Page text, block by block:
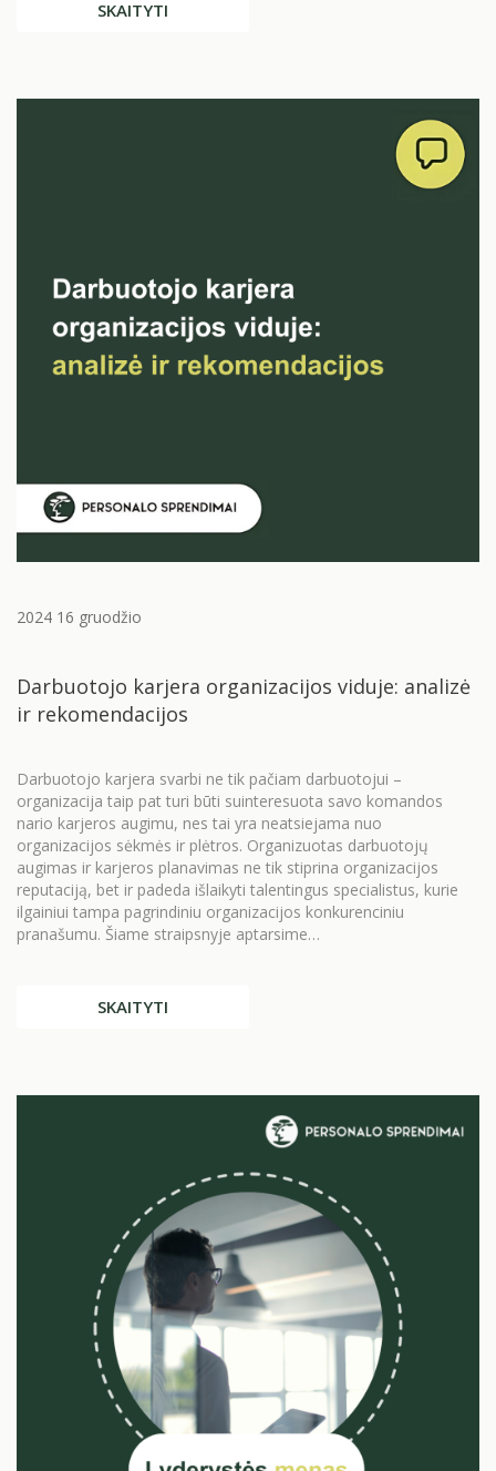
SKAITYTI
2024 16 gruodžio
Darbuotojo karjera organizacijos viduje: analizė
ir rekomendacijos
Darbuotojo karjera svarbi ne tik pačiam darbuotojui –
organizacija taip pat turi būti suinteresuota savo komandos
nario karjeros augimu, nes tai yra neatsiejama nuo
organizacijos sėkmės ir plėtros. Organizuotas darbuotojų
augimas ir karjeros planavimas ne tik stiprina organizacijos
reputaciją, bet ir padeda išlaikyti talentingus specialistus, kurie
ilgainiui tampa pagrindiniu organizacijos konkurenciniu
pranašumu. Šiame straipsnyje aptarsime…
SKAITYTI